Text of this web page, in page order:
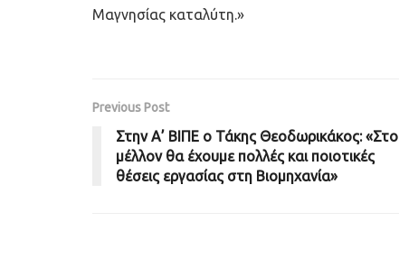
Μαγνησίας καταλύτη.»
Previous Post
Στην Α’ ΒΙΠΕ ο Τάκης Θεοδωρικάκος: «Στο
μέλλον θα έχουμε πολλές και ποιοτικές
θέσεις εργασίας στη Βιομηχανία»